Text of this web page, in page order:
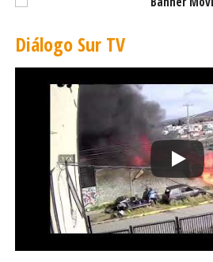
Diálogo Sur TV